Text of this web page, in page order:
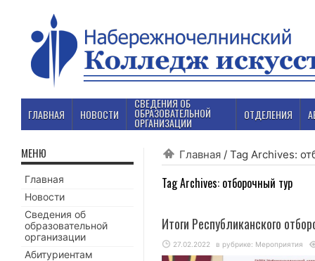
ГЛАВНАЯ НОВОСТИ
СВЕДЕНИЯ ОБ
ОБРАЗОВАТЕЛЬНОЙ
ОРГАНИЗАЦИИ
ОТДЕЛЕНИЯ
Главная / Tag Archives:
Tag Archives: отборочный тур
Итоги Республиканского
27.02.2022 в рубрике: Мероприятия
МЕНЮ
Главная
Новости
Сведения об
образовательной
организации
Абитуриентам